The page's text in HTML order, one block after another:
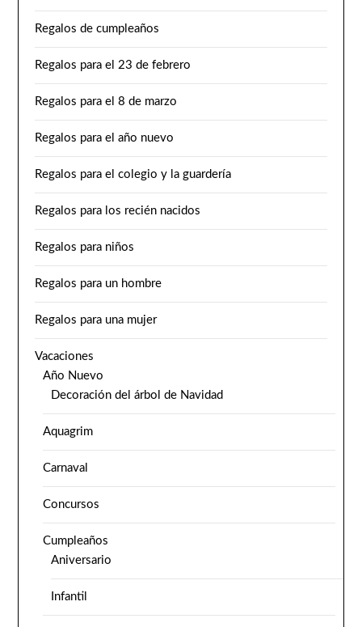
Regalos de cumpleaños
Regalos para el 23 de febrero
Regalos para el 8 de marzo
Regalos para el año nuevo
Regalos para el colegio y la guardería
Regalos para los recién nacidos
Regalos para niños
Regalos para un hombre
Regalos para una mujer
Vacaciones
Año Nuevo
Decoración del árbol de Navidad
Aquagrim
Carnaval
Concursos
Cumpleaños
Aniversario
Infantil